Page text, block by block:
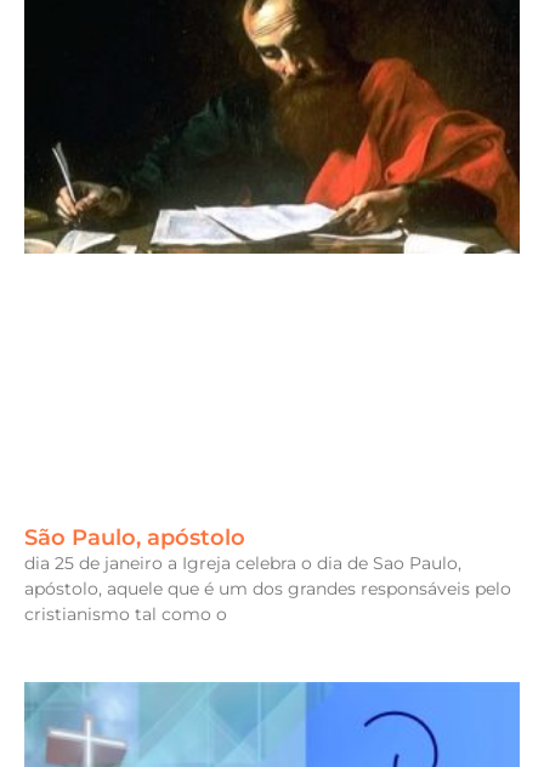
São Paulo, apóstolo
dia 25 de janeiro a Igreja celebra o dia de Sao Paulo,
apóstolo, aquele que é um dos grandes responsáveis pelo
cristianismo tal como o